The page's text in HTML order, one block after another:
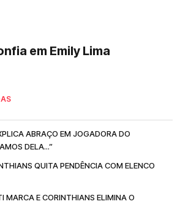
em Emily Lima
ABRAÇO EM JOGADORA DO
DELA...”
QUITA PENDÊNCIA COM ELENCO
MARCA E CORINTHIANS ELIMINA O